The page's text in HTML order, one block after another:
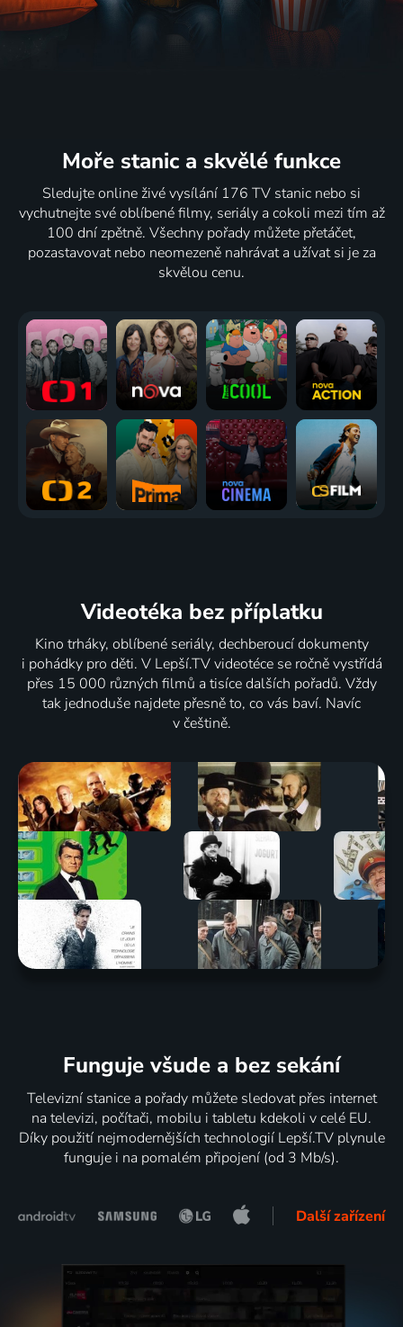
Moře stanic a skvělé funkce
Sledujte online živé vysílání 176 TV stanic nebo si
vychutnejte své oblíbené filmy, seriály a cokoli mezi tím až
100 dní zpětně. Všechny pořady můžete přetáčet,
pozastavovat nebo neomezeně nahrávat a užívat si je za
skvělou cenu.
Videotéka bez příplatku
Kino trháky, oblíbené seriály, dechberoucí dokumenty
i pohádky pro děti. V Lepší.TV videotéce se ročně vystřídá
přes 15 000 různých filmů a tisíce dalších pořadů. Vždy
tak jednoduše najdete přesně to, co vás baví. Navíc
v češtině.
Funguje všude a bez sekání
Televizní stanice a pořady můžete sledovat přes internet
na televizi, počítači, mobilu i tabletu kdekoli v celé EU.
Díky použití nejmodernějších technologií Lepší.TV plynule
funguje i na pomalém připojení (od 3 Mb/s).
Další zařízení